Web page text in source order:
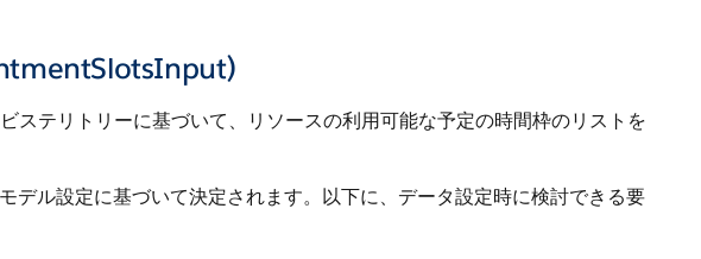
ステリトリーに基づいて、リソースの利用可能な予定の時間枠のリストを
デル設定に基づいて決定されます。以下に、データ設定時に検討できる要